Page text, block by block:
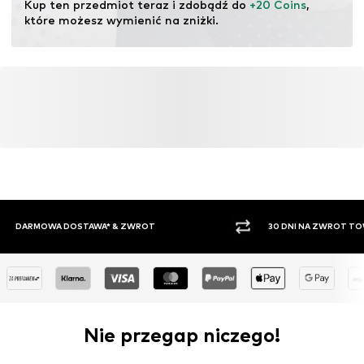
zapotrzebowanie na surowce, uniknąć odpadów i chronić
zasoby naturalne.
Kup ten przedmiot teraz i zdobądź do +20 Coins,
które możesz wymienić na zniżki.
30 DNI NA ZWROT TOWARU
Nie przegap niczego!